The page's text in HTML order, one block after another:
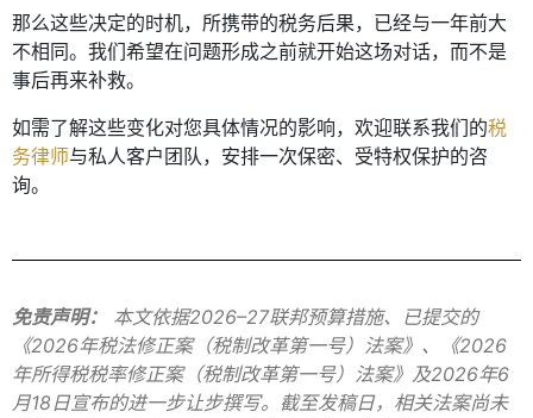
那么这些决定的时机，所携带的税务后果，已经与一年前大
不相同。我们希望在问题形成之前就开始这场对话，而不是
事后再来补救。
如需了解这些变化对您具体情况的影响，欢迎联系我们的税
务律师与私人客户团队，安排一次保密、受特权保护的咨
询。
免责声明：
本文依据2026–27联邦预算措施、已提交的
《2026年税法修正案（税制改革第一号）法案》、《2026
年所得税税率修正案（税制改革第一号）法案》及2026年6
月18日宣布的进一步让步撰写。截至发稿日，相关法案尚未